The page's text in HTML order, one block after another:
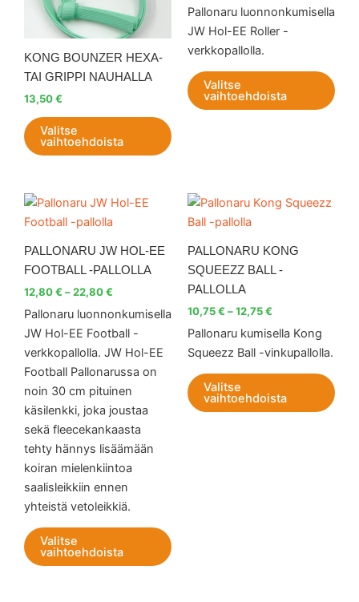
KONG BOUNZER HEXA-
TAI GRIPPI NAUHALLA
13,50€
Valitse
vaihtoehdoista
tehdä
valinnat
tuotteen
sivulla.
Pallonaru luonnonkumisella
JW Hol-EE Roller -
verkkopallolla.
Valitse
vaihtoehdoista
PALLONARU JW HOL-EE
FOOTBALL -PALLOLLA
12,80€ –22,80€
Hintaluokka:
Pallonaru luonnonkumisella
JW Hol-EE Football -
verkkopallolla. JW Hol-EE
Football Pallonarussa on
noin 30 cm pituinen
käsilenkki, joka joustaa
sekä fleecekankaasta
tehty hännys lisäämään
koiran mielenkiintoa
saalisleikkiin ennen
yhteistä vetoleikkiä.
Valitse
vaihtoehdoista
Tällä
tuotteella
useampi
muunnelma.
Voit
tehdä
valinnat
tuotteen
sivulla.
PALLONARU KONG
SQUEEZZ BALL -
PALLOLLA
10,75€ –12,75€
Hintaluokka:
10,75 €
Pallonaru kumisella Kong
Squeezz Ball -vinkupallolla.
Valitse
vaihtoehdoista